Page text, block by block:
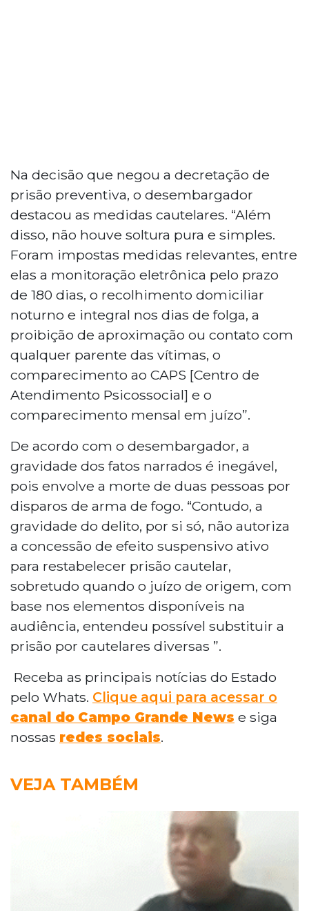
Na decisão que negou a decretação de
prisão preventiva, o desembargador
destacou as medidas cautelares. “Além
disso, não houve soltura pura e simples.
Foram impostas medidas relevantes, entre
elas a monitoração eletrônica pelo prazo
de 180 dias, o recolhimento domiciliar
noturno e integral nos dias de folga, a
proibição de aproximação ou contato com
qualquer parente das vítimas, o
comparecimento ao CAPS [Centro de
Atendimento Psicossocial] e o
comparecimento mensal em juízo”.
De acordo com o desembargador, a
gravidade dos fatos narrados é inegável,
pois envolve a morte de duas pessoas por
disparos de arma de fogo. “Contudo, a
gravidade do delito, por si só, não autoriza
a concessão de efeito suspensivo ativo
para restabelecer prisão cautelar,
sobretudo quando o juízo de origem, com
base nos elementos disponíveis na
audiência, entendeu possível substituir a
prisão por cautelares diversas ”.
Receba as principais notícias do Estado
pelo Whats. Clique aqui para acessar o
canal do Campo Grande News e siga
nossas redes sociais.
VEJA TAMBÉM